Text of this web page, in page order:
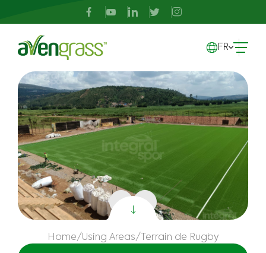
FR
Home/Using Areas/ Terrain de Rugby